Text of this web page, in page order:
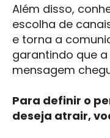
Além disso,
escolha de
e torna a
garantindo que
mensagem
Para definir o
deseja atrair,